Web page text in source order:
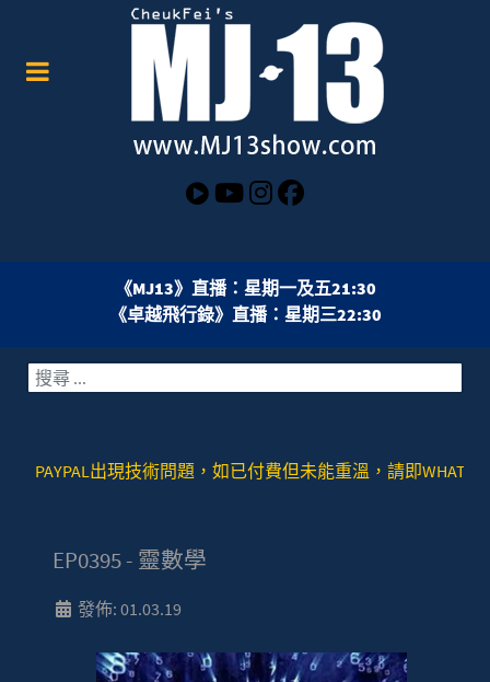
《MJ13》直播：星期一及五21:30
《卓越飛行錄》直播：星期三22:30
搜索
出現技術問題，如已付費但未能重溫，請即WHATSAPP或者
EP0395 - 靈數學
發佈: 01.03.19